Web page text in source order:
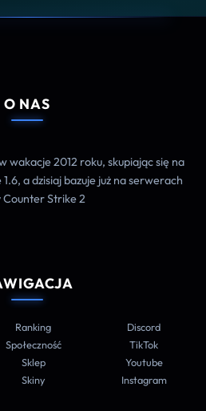
O NAS
wakacje 2012 roku, skupiając się na
a dzisiaj bazuje już na serwerach
Counter Strike 2
Ranking
Społeczność
Sklep
Skiny
Discord
TikTok
Youtube
Instagram